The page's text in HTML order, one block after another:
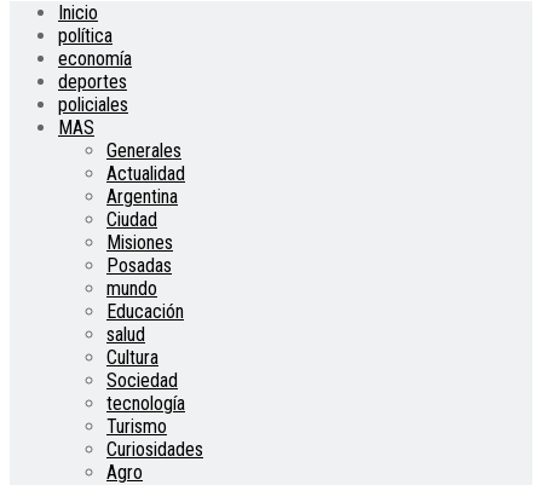
Inicio
política
economía
deportes
policiales
MAS
Generales
Actualidad
Argentina
Ciudad
Misiones
Posadas
mundo
Educación
salud
Cultura
Sociedad
tecnología
Turismo
Curiosidades
Agro